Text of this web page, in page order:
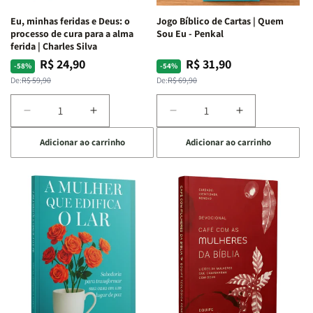
Espirituais
|
Estela
Espirituais
|
Eu, minhas feridas e Deus: o
processo de cura para a alma
ferida | Charles Silva
-58%
Preço
normal
De:R$ 59,90
Preço
promocional
R$ 24,90
Diminuir
a
quantidade
de
Eu,
minhas
feridas
e
Deus:
o
processo
de
cura
para
Aumentar
a
quantidade
de
Eu,
minhas
feridas
e
Deus:
o
processo
de
cura
para
Adicionar ao carrinho
Jogo Bíblico de Cartas | Quem
Sou Eu - Penkal
-54%
Preço
normal
De:R$ 69,90
Preço
promocional
R$ 31,90
Diminuir
a
quantidade
de
Jogo
Bíblico
de
Cartas
Quem
Sou
Eu
Penkal
Aumentar
a
quantidade
de
Jogo
Bíblico
Cartas
|
Quem
Sou
Eu
-
Penkal
Adicionar ao carrinho